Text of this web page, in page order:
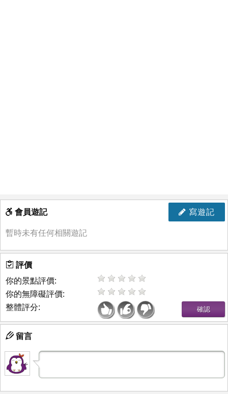
寫遊記
會員遊記
暫時未有任何相關遊記
評價
你的景點評價:
你的無障礙評價:
整體評分:
留言